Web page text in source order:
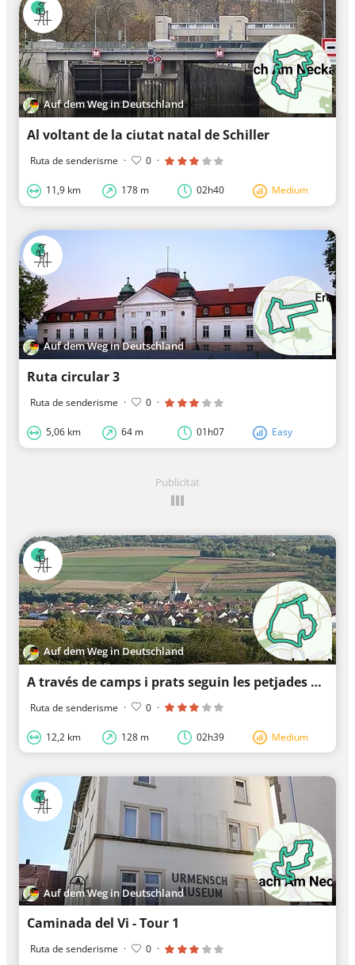
Auf dem Weg in Deutschland
Al voltant de la ciutat natal de Schiller
Ruta de senderisme · 0 ·
11,9 km 178 m 02h40 Medium
Auf dem Weg in Deutschland
Ruta circular 3
Ruta de senderisme · 0 ·
5,06 km 64 m 01h07 Easy
Publicitat
Auf dem Weg in Deutschland
A través de camps i prats seguin les petjades dels romans
Ruta de senderisme · 0 ·
12,2 km 128 m 02h39 Medium
Auf dem Weg in Deutschland
Caminada del Vi - Tour 1
Ruta de senderisme · 0 ·